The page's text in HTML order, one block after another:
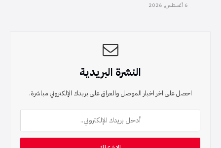
6 أغسطس, 2026
النشرة البريدية
احصل على اخر اخبار الموصل والعراق على بريدك الإلكتروني مباشرة.